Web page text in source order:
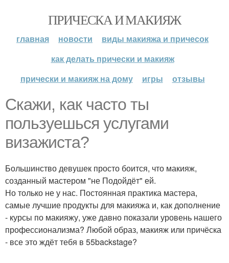
ПРИЧЕСКА И МАКИЯЖ
главная новости
виды макияжа и причесок
как делать прически и макияж
прически и макияж на дому
игры отзывы
Скажи, как часто ты
пользуешься услугами
визажиста?
Большинство девушек просто боится, что макияж,
созданный мастером "не Подойдёт" ей.
Но только не у нас. Постоянная практика мастера,
самые лучшие продукты для макияжа и, как дополнение
- курсы по макияжу, уже давно показали уровень нашего
профессионализма? Любой образ, макияж или причёска
- все это ждёт тебя в 55backstage?